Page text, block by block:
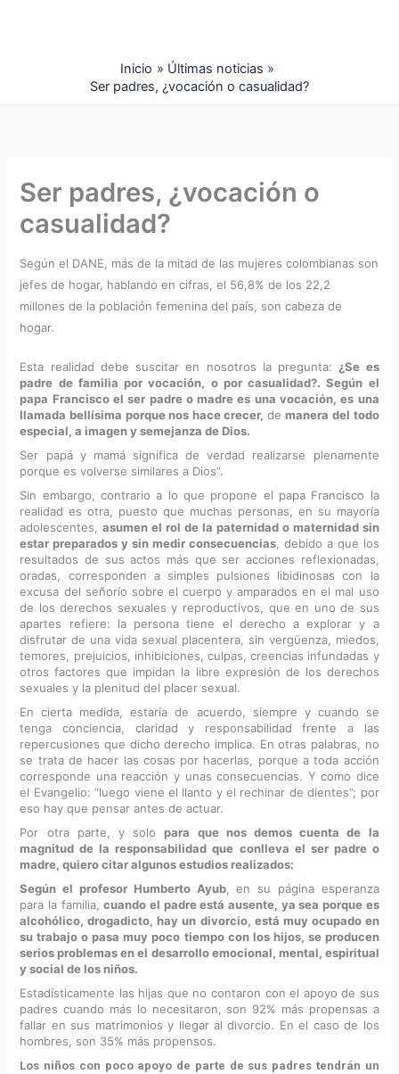
Inicio
Últimas noticias
Ser padres, ¿vocación o casualidad?
Ser padres, ¿vocación o
casualidad?
Según el DANE, más de la mitad de las mujeres colombianas son
jefes de hogar, hablando en cifras, el 56,8% de los 22,2
millones de la población femenina del país, son cabeza de
hogar.
Esta realidad debe suscitar en nosotros la pregunta: ¿Se es
padre de familia porvocación, o por casualidad?. Según el
papa Francisco el ser padre o madre es una vocación, es una
llamada bellísima porque nos hace crecer, demanera del todo
especial, a imagen y semejanza de Dios.
Ser papá y mamá significa de verdad realizarse plenamente
porque es volverse similares a Dios”.
Sin embargo, contrario a lo que propone el papa Francisco la
realidad es otra, puesto que muchas personas, en su mayoría
adolescentes,asumen el rol de la paternidad o maternidad sin
estar preparados y sin medir consecuencias, debido a que los
resultados de sus actos más que ser acciones reflexionadas,
oradas, corresponden a simples pulsiones libidinosas con la
excusa del señorío sobre el cuerpo y amparados en el mal uso
de los derechos sexuales y reproductivos, que en uno de sus
apartes refiere: la persona tiene el derecho a explorar y a
disfrutar de una vida sexual placentera, sin vergüenza, miedos,
temores, prejuicios, inhibiciones, culpas, creencias infundadas y
otros factores que impidan la libre expresión de los derechos
sexuales y la plenitud del placer sexual.
En cierta medida, estaría de acuerdo, siempre y cuando se
tenga conciencia, claridad y responsabilidad frente a las
repercusiones que dicho derecho implica. En otras palabras, no
se trata de hacer las cosas por hacerlas, porque a toda acción
corresponde una reacción y unas consecuencias. Y como dice
el Evangelio: “luego viene el llanto y el rechinar de dientes”; por
eso hay que pensar antes de actuar.
Por otra parte, y solopara que nos demos cuenta de la
magnitud de la responsabilidad que conlleva el ser padre o
madre, quiero citar algunos estudios realizados:
Según el profesor Humberto Ayub, en su página esperanza
para la familia,cuando el padre está ausente, ya sea porque es
alcohólico, drogadicto, hay un divorcio, está muy ocupado en
su trabajo o pasa muy poco tiempo con los hijos, se producen
serios problemasen el desarrollo emocional, mental, espiritual
y social de los niños.
Estadísticamente las hijas que no contaron con el apoyo de sus
padres cuando más lo necesitaron, son 92% más propensas a
fallar en sus matrimonios y llegar al divorcio. En el caso de los
hombres, son 35% más propensos.
Los niños con poco apoyo de parte de sus padres tendrán un